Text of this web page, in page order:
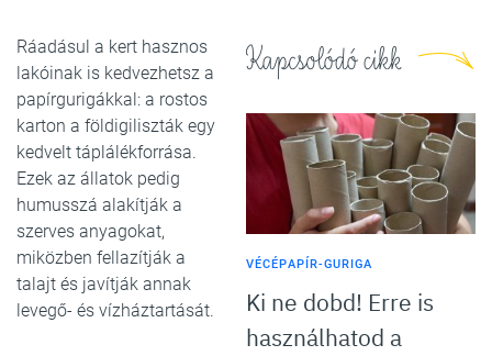
Kapcsolódó cikk
VÉCÉPAPÍR-GURIGA
Ki ne dobd! Erre is
használhatod a
Ráadásul a kert hasznos
lakóinak is kedvezhetsz a
papírgurigákkal: a rostos
karton a földigiliszták egy
kedvelt táplálékforrása.
Ezek az állatok pedig
humusszá alakítják a
szerves anyagokat,
miközben fellazítják a
talajt és javítják annak
levegő- és vízháztartását.